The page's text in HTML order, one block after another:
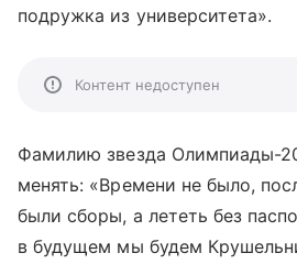
подружка из университета».
Контент недоступен
Фамилию звезда Олимпиады-
менять: «Времени не было,
были сборы, а лететь без
в будущем мы будем